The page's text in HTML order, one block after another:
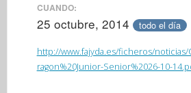
CUANDO:
25 octubre, 2014 todo el día
http://www.fajyda.es/ficheros/noticias/
ragon%20Junior-Senior%2026-10-